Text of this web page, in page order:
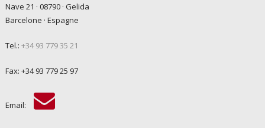
Nave 21 · 08790 · Gelida
Barcelone · Espagne
Tel.: +34 93 779 35 21
Fax: +34 93 779 25 97
Email: